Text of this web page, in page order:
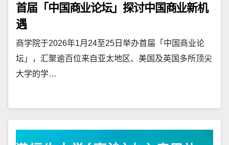
首届「中国商业论坛」探讨中国商业新机
遇
商学院于2026年1月24至25日举办首届「中国商业论
坛」，汇聚逾百位来自亚太地区、美国及英国多所顶尖
大学的学…